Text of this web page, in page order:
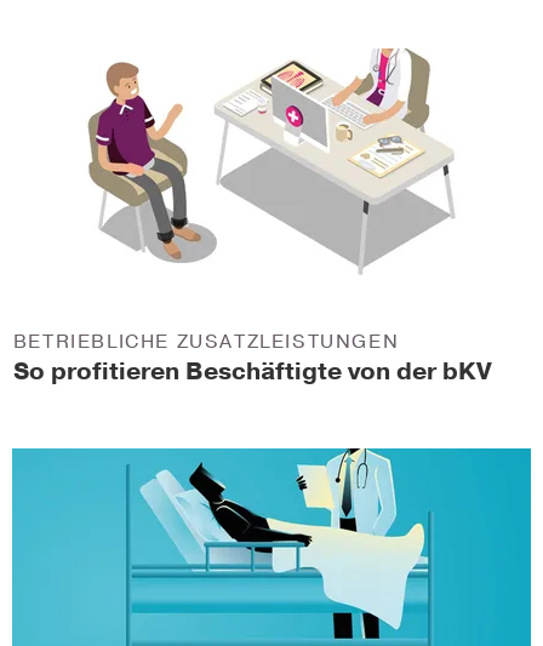
So profitieren Beschäftigte von der bKV
BETRIEBLICHE ZUSATZLEISTUNGEN